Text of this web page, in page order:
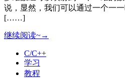
说，显然，我们可以通过一个一
[……]
继续阅读~→
C/C++
学习
教程